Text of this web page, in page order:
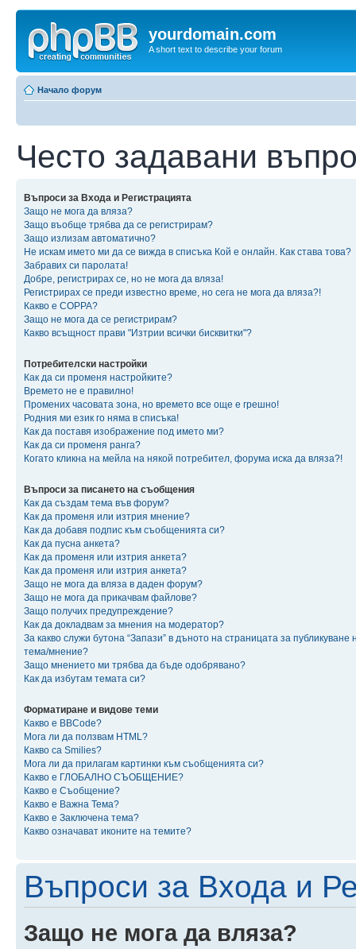
yourdomain.com
A short text to describe your forum
Начало форум
Често задавани
Въпроси за Входа и Регистрацията
Защо не мога да вляза?
Защо въобще трябва да се регистрирам?
Защо излизам автоматично?
Не искам името ми да се вижда в списъка Кой е онлайн. Как става това?
Забравих си паролата!
Добре, регистрирах се, но не мога да вляза!
Регистрирах се преди известно време, но сега не мога да вляза?!
Какво е COPPA?
Защо не мога да се регистрирам?
Какво всъщност прави "Изтрии всички бисквитки"?
Потребителски настройки
Как да си променя настройките?
Времето не е правилно!
Промених часовата зона, но времето все още е грешно!
Родния ми език го няма в списъка!
Как да поставя изображение под името ми?
Как да си променя ранга?
Когато кликна на мейла на някой потребител, форума иска да вляза?!
Въпроси за писането на съобщения
Как да създам тема във форум?
Как да променя или изтрия мнение?
Как да добавя подпис към съобщенията си?
Как да пусна анкета?
Как да променя или изтрия анкета?
Как да променя или изтрия анкета?
Защо не мога да вляза в даден форум?
Защо не мога да прикачвам файлове?
Защо получих предупреждение?
Как да докладвам за мнения на модератор?
За какво служи бутона “Запази” в дъното на страницата за публикуване
тема/мнение?
Защо мнението ми трябва да бъде одобрявано?
Как да избутам темата си?
Форматиране и видове теми
Какво е BBCode?
Мога ли да ползвам HTML?
Какво са Smilies?
Мога ли да прилагам картинки към съобщенията си?
Какво е ГЛОБАЛНО СЪОБЩЕНИЕ?
Какво е Съобщение?
Какво е Важна Тема?
Какво е Заключена тема?
Какво означават иконите на темите?
Въпроси за Входа и
Защо не мога да вляза?